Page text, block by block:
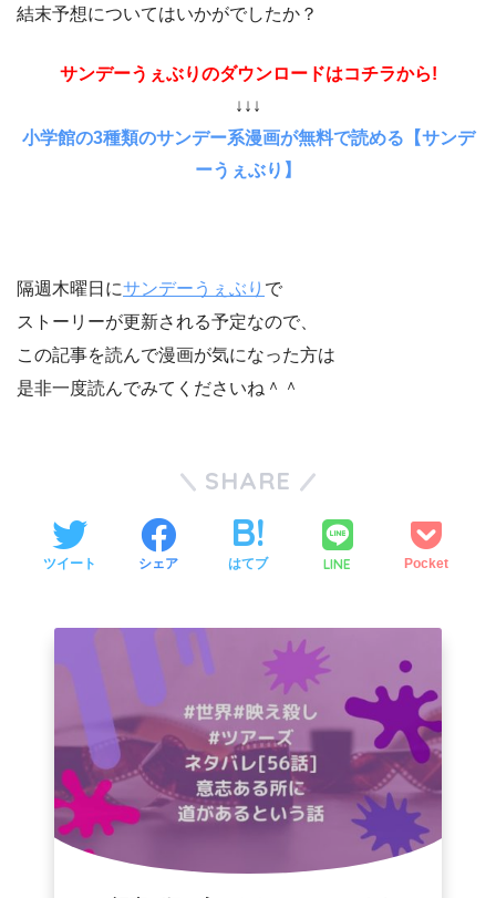
結末予想についてはいかがでしたか？
サンデーうぇぶりのダウンロードはコチラから!
↓↓↓
小学館の3種類のサンデー系漫画が無料で読める【サンデ
ーうぇぶり】
隔週木曜日にサンデーうぇぶり で
ストーリーが更新される予定なので、
この記事を読んで漫画が気になった方は
是非一度読んでみてくださいね＾＾
SHARE
ツイート シェア はてブ LINE Pocket